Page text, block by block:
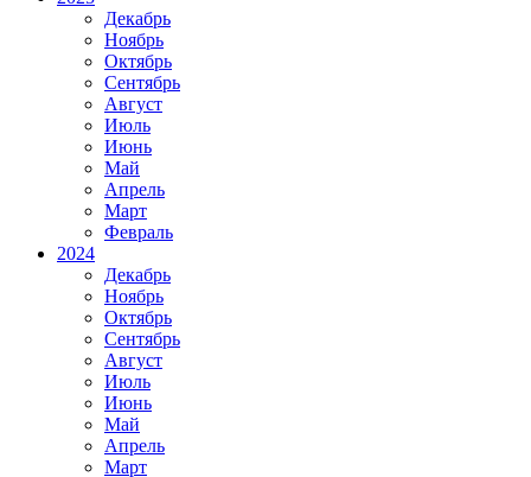
Декабрь
Ноябрь
Октябрь
Сентябрь
Август
Июль
Июнь
Май
Апрель
Март
Февраль
2024
Декабрь
Ноябрь
Октябрь
Сентябрь
Август
Июль
Июнь
Май
Апрель
Март